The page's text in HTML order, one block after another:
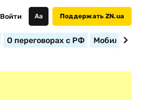
Войти Аа Поддержать ZN.ua
О переговорах с РФ